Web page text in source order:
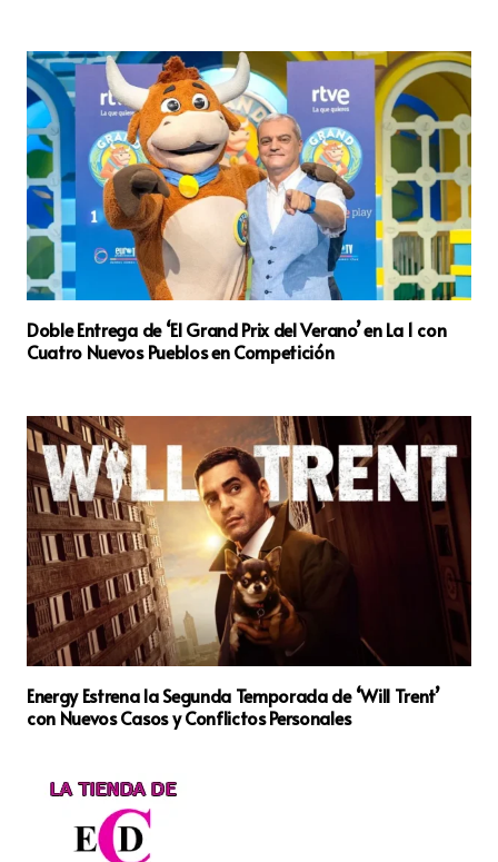
Doble Entrega de ‘El Grand Prix del Verano’ en La 1 con
Cuatro Nuevos Pueblos en Competición
Energy Estrena la Segunda Temporada de ‘Will Trent’
con Nuevos Casos y Conflictos Personales